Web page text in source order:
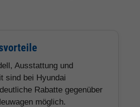
Ausstattung und
sind bei Hyundai
Rabatte gegenüber
möglich.